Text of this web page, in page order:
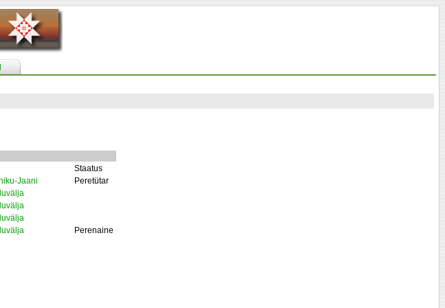
Staatus
Jaani
Peretütar
Perenaine